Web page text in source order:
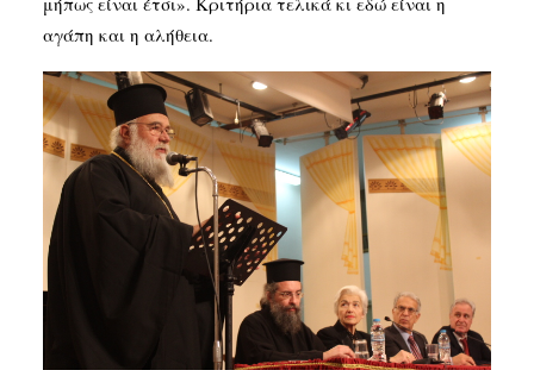
αγάπη και η αλήθεια.